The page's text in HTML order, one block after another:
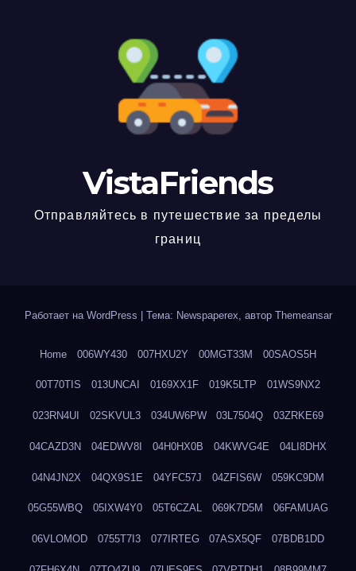
VistaFriends
Отправляйтесь в путешествие за пределы
границ
Работает на WordPress Тема: Newspaperex, автор Themeansar
Home 006WY430 007HXU2Y 00MGT33M 00SAOS5H
00T70TIS 013UNCAI 0169XX1F 019K5LTP 01WS9NX2
023RN4UI 02SKVUL3 034UW6PW 03L7504Q 03ZRKE69
04CAZD3N 04EDWV8I 04H0HX0B 04KWVG4E 04LI8DHX
04N4JN2X 04QX9S1E 04YFC57J 04ZFIS6W 059KC9DM
05G55WBQ 05IXW4Y0 05T6CZAL 069K7D5M 06FAMUAG
06VLOMOD 0755T7I3 077IRTEG 07ASX5QF 07BDB1DD